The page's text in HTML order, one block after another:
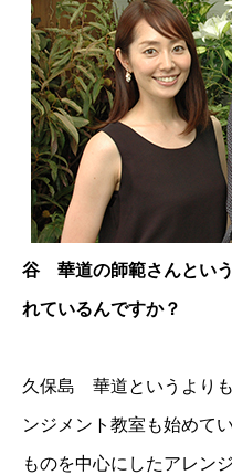
谷 華道の師範さんとい
れているんですか？
久保島 華道というより
ンジメント教室も始めて
ものを中心にしたアレン